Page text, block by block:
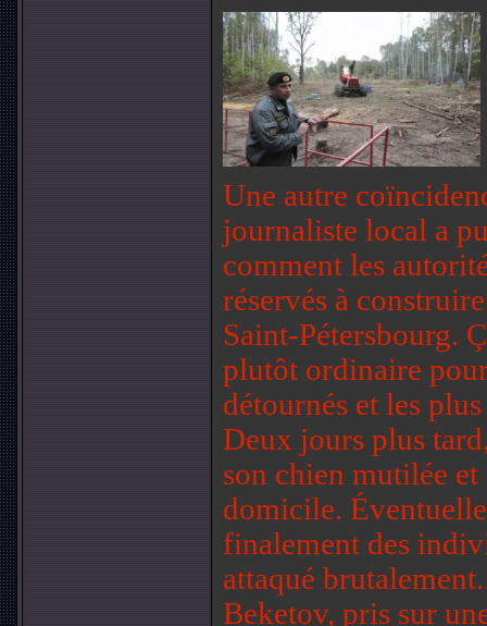
Une autre
journaliste local a
comment les
réservés à
Saint-Pétersbourg.
plutôt ordinaire
détournés et les
Deux jours plus
son chien mutilée et
domicile.
finalement des
attaqué
Beketov, pris sur